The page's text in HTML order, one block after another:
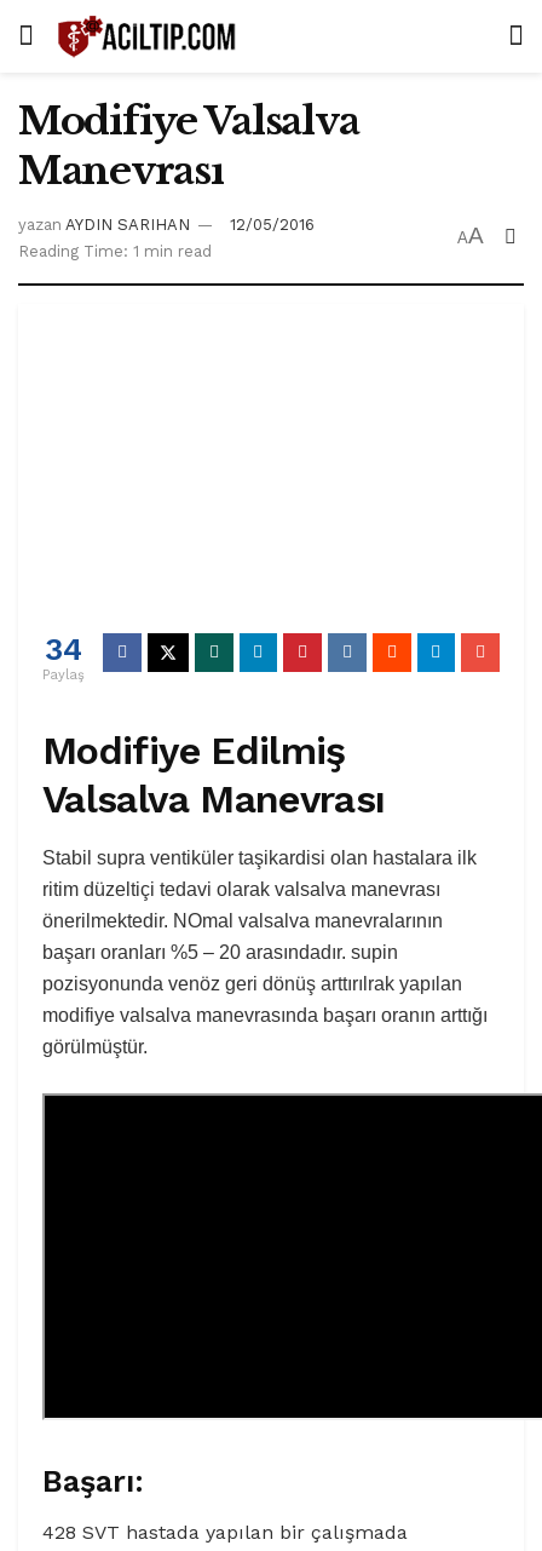
Modifiye Valsalva
Manevrası
yazan AYDIN SARIHAN
12/05/2016
Reading Time: 1 min read
AA
34
Paylaş
Modifiye Edilmiş
Valsalva Manevrası
Stabil supra ventiküler taşikardisi olan hastalara ilk
ritim düzeltiçi tedavi olarak valsalva manevrası
önerilmektedir. NOmal valsalva manevralarının
başarı oranları %5 – 20 arasındadır. supin
pozisyonunda venöz geri dönüş arttırılrak yapılan
modifiye valsalva manevrasında başarı oranın arttığı
görülmüştür.
Başarı:
428 SVT hastada yapılan bir çalışmada